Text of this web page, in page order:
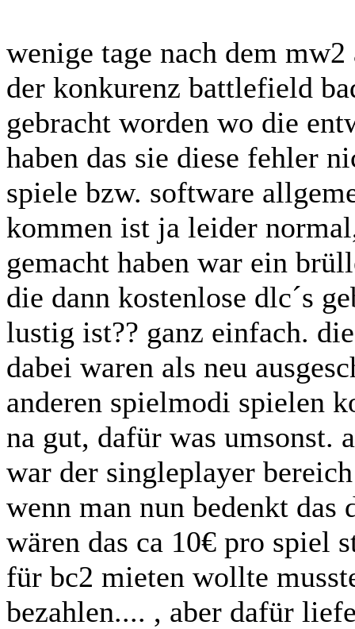
wenige tage nach dem
der konkurenz battlefield
gebracht worden wo die
haben das sie diese fehler
spiele bzw. software
kommen ist ja leider
gemacht haben war ein
die dann kostenlose dlc´s
lustig ist?? ganz einfach.
dabei waren als neu
anderen spielmodi spielen
na gut, dafür was umsonst.
war der singleplayer
wenn man nun bedenkt das
wären das ca 10€ pro spiel
für bc2 mieten wollte
bezahlen.... , aber dafür